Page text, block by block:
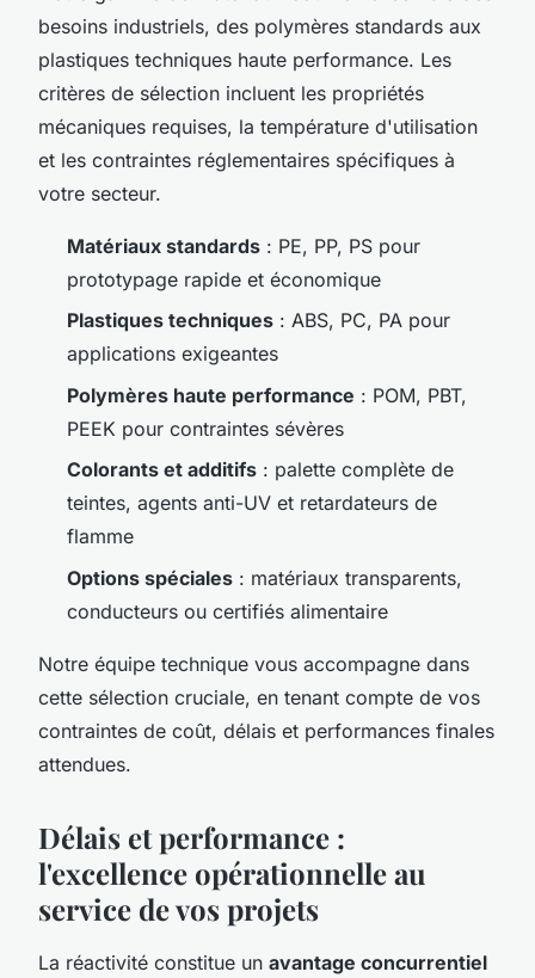
besoins industriels, des polymères standards aux
plastiques techniques haute performance. Les
critères de sélection incluent les propriétés
mécaniques requises, la température d'utilisation
et les contraintes réglementaires spécifiques à
votre secteur.
Matériaux standards : PE, PP, PS pour
prototypage rapide et économique
Plastiques techniques : ABS, PC, PA pour
applications exigeantes
Polymères haute performance : POM, PBT,
PEEK pour contraintes sévères
Colorants et additifs : palette complète de
teintes, agents anti-UV et retardateurs de
flamme
Options spéciales : matériaux transparents,
conducteurs ou certifiés alimentaire
Notre équipe technique vous accompagne dans
cette sélection cruciale, en tenant compte de vos
contraintes de coût, délais et performances finales
attendues.
Délais et performance :
l'excellence opérationnelle au
service de vos projets
La réactivité constitue un avantage concurrentiel